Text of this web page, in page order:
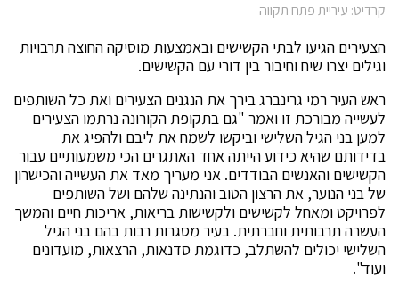
קרדיט: עיריית פתח תקווה
הצעירים הגיעו לבתי הקשישים ובאמצעות מוסיקה החוצה תרבויות
וגילים יצרו שיח וחיבור בין דורי עם הקשישים.
ראש העיר רמי גרינברג בירך את הנגנים הצעירים ואת כל השותפים
לעשייה מבורכת זו ואמר "גם בתקופת הקורונה נרתמו הצעירים
למען בני הגיל השלישי וביקשו לשמח את ליבם ולהפיג את
בדידותם שהיא כידוע הייתה אחד האתגרים הכי משמעותיים עבור
הקשישים והאנשים הבודדים. אני מעריך מאד את העשייה והכישרון
של בני הנוער, את הרצון הטוב והנתינה שלהם ושל השותפים
לפרויקט ומאחל לקשישים ולקשישות בריאות, אריכות חיים והמשך
העשרה תרבותית וחברתית. בעיר מסגרות רבות בהם בני הגיל
השלישי יכולים להשתלב, כדוגמת סדנאות, הרצאות, מועדונים
ועוד".